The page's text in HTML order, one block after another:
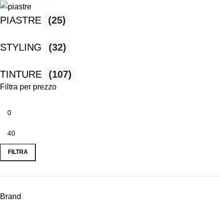
PIASTRE (25)
STYLING (32)
TINTURE (107)
Filtra per prezzo
FILTRA
Brand